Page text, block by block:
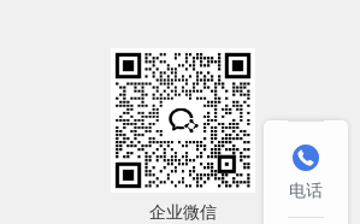
企业微信

电话